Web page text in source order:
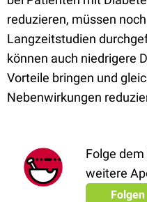
reduzieren, müssen
Langzeitstudien
können auch niedrigere
Vorteile bringen und
Nebenwirkungen
Folge dem
weitere
Folgen